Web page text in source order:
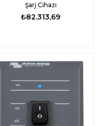
Şarj Cihazı
₺82.313,69